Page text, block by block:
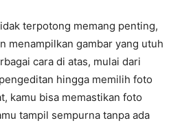
terpotong memang penting,
menampilkan gambar yang utuh
cara di atas, mulai dari
hingga memilih foto
kamu bisa memastikan foto
tampil sempurna tanpa ada